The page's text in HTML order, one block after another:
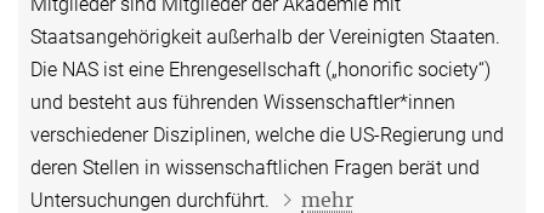
Staatsangehörigkeit außerhalb der Vereinigten Staaten.
Die NAS ist eine Ehrengesellschaft („honorific society“)
und besteht aus führenden Wissenschaftler*innen
verschiedener Disziplinen, welche die US-Regierung und
deren Stellen in wissenschaftlichen Fragen berät und
Untersuchungen durchführt.
mehr